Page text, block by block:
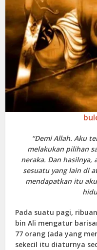
“Demi Allah. Aku
melakukan pilihan
neraka. Dan hasilnya,
sesuatu yang lain di
mendapatkan itu
Pada suatu pagi,
bin Ali mengatur
77 orang (ada yang
sekecil itu diaturnya